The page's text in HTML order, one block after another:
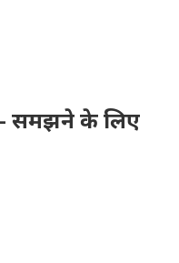
समझने के लिए